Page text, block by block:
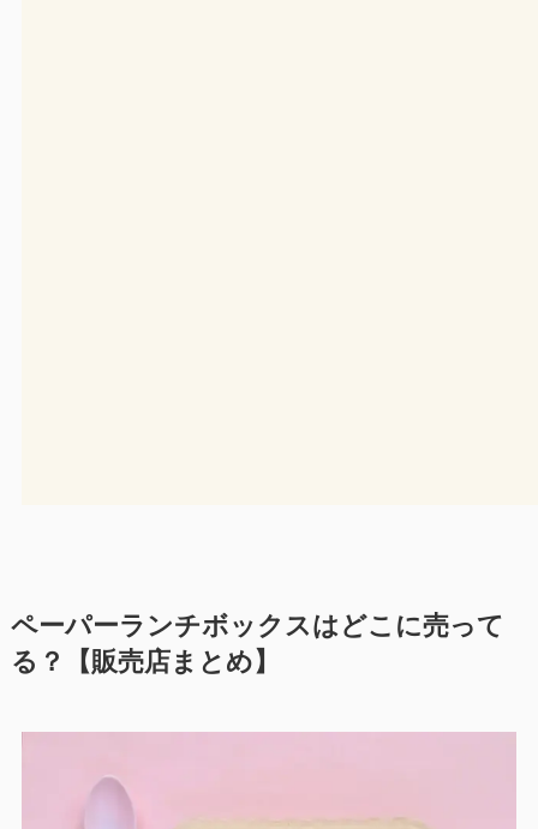
ペーパーランチボックスはどこに売って
る？【販売店まとめ】